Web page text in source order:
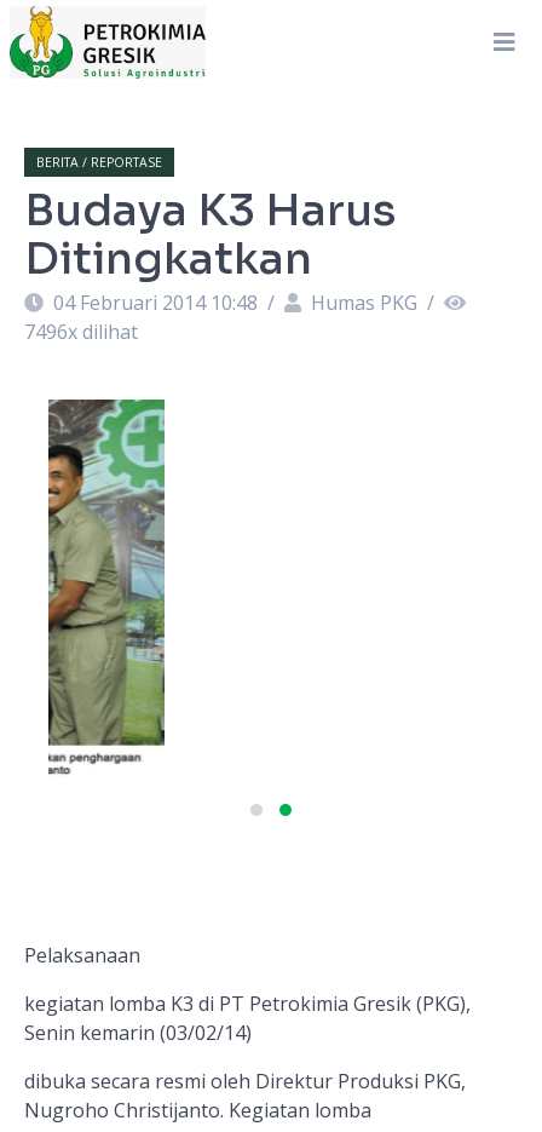
BERITA / REPORTASE
Budaya K3 Harus
Ditingkatkan
04 Februari 2014 10:48 / Humas PKG /
7496x dilihat
Pelaksanaan
kegiatan lomba K3 di PT Petrokimia Gresik (PKG),
Senin kemarin (03/02/14)
dibuka secara resmi oleh Direktur Produksi PKG,
Nugroho Christijanto. Kegiatan lomba